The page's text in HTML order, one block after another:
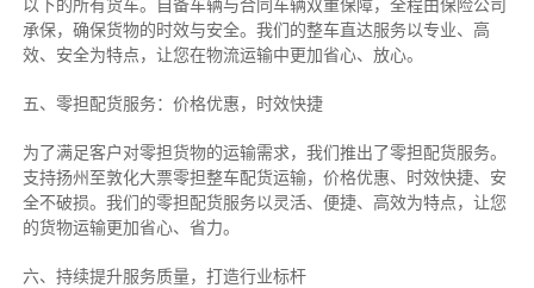
以下的所有货车。自备车辆与合同车辆双重保障，全程由保险公司
承保，确保货物的时效与安全。我们的整车直达服务以专业、高
效、安全为特点，让您在物流运输中更加省心、放心。
五、零担配货服务：价格优惠，时效快捷
为了满足客户对零担货物的运输需求，我们推出了零担配货服务。
支持扬州至敦化大票零担整车配货运输，价格优惠、时效快捷、安
全不破损。我们的零担配货服务以灵活、便捷、高效为特点，让您
的货物运输更加省心、省力。
六、持续提升服务质量，打造行业标杆